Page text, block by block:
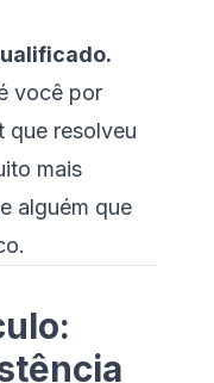
você por
que resolveu
mais
alguém que